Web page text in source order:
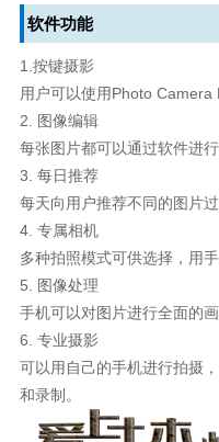
软件功能
1.按键摄影
用户可以使用Photo Camera
2. 图像编辑
每张图片都可以通过软件进
3. 每日推荐
每天向用户推荐不同的图片
4. 专属相机
多种拍照模式可供选择，用
5. 图像处理
手机可以对图片进行全面的
6. 专业摄影
可以用自己的手机进行拍摄
和录制。